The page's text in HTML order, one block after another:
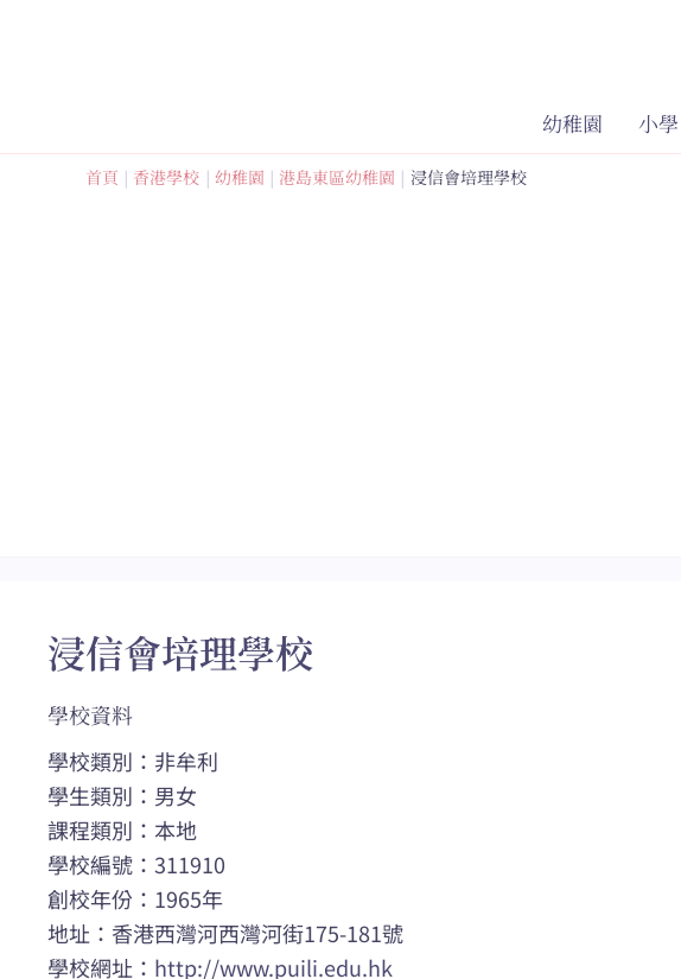
幼稚園 小學
首頁 香港學校 幼稚園 港島東區幼稚園 浸信會培理學校
浸信會培理學校
學校資料
學校類別：非牟利
學生類別：男女
課程類別：本地
學校編號：311910
創校年份：1965年
地址：香港西灣河西灣河街175-181號
學校網址： http://www.puili.edu.hk